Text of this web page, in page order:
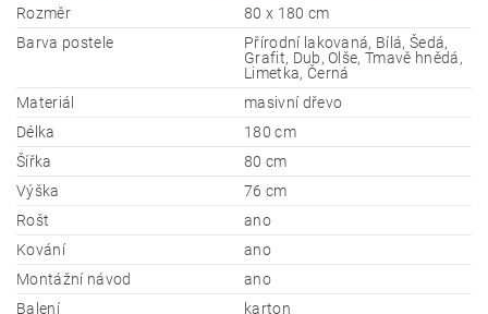
Rozměr
80 x 180 cm
Barva postele
Přírodní lakovaná, Bílá, Šedá,
Grafit, Dub, Olše, Tmavě hnědá,
Limetka, Černá
Materiál
masivní dřevo
Délka
180 cm
Šířka
80 cm
Výška
76 cm
Rošt
ano
Kování
ano
Montážní návod
ano
Balení
karton